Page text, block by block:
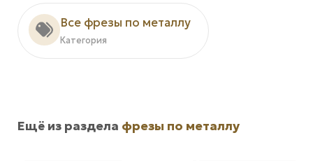
Все фрезы по металлу
Категория
Ещё из раздела фрезы по металлу